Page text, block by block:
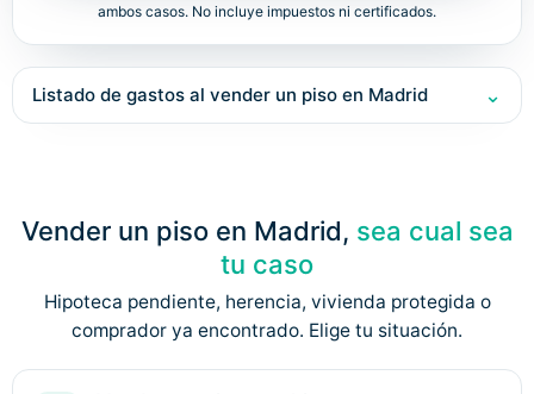
ambos casos. No incluye impuestos ni certificados.
Listado de gastos al vender un piso en Madrid
Vender un piso en Madrid, sea cual sea
tu caso
Hipoteca pendiente, herencia, vivienda protegida o
comprador ya encontrado. Elige tu situación.